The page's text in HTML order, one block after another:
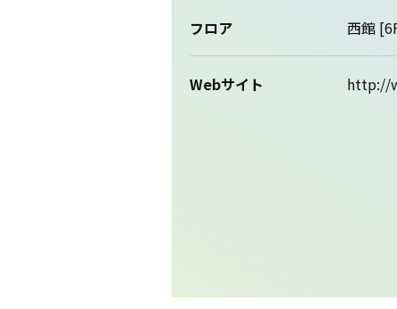
フロア 西館
Webサイト http://